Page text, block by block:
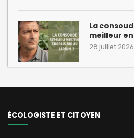
La
meilleur
28 juillet 2026
ÉCOLOGISTE ET CITOYEN